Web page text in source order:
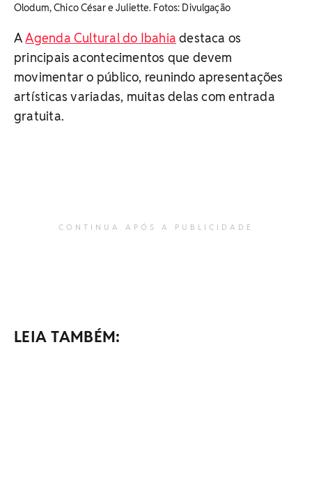
Olodum, Chico César e Juliette. Fotos: Divulgação
AAgenda Cultural do Ibahia destaca os
principais acontecimentos que devem
movimentar o público, reunindo apresentações
artísticas variadas, muitas delas com entrada
gratuita.
CONTINUA APÓS A PUBLICIDADE
LEIA TAMBÉM: